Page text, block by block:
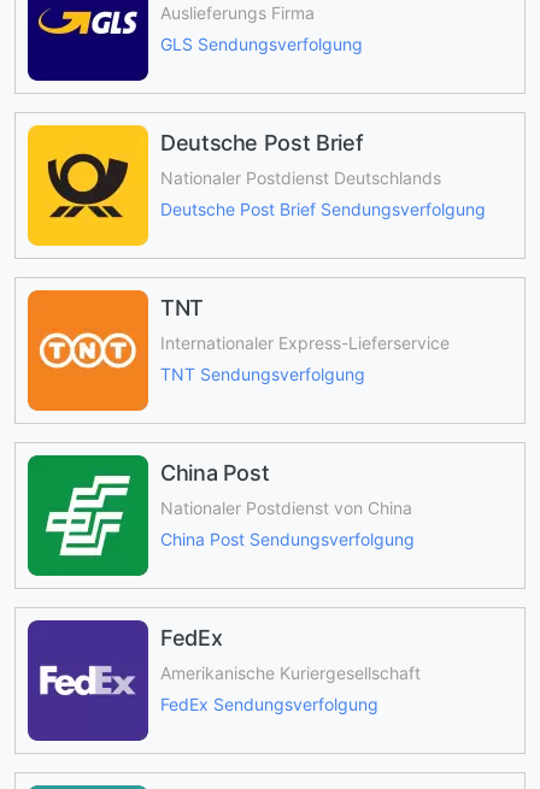
Auslieferungs Firma
GLS Sendungsverfolgung
Deutsche Post Brief
Nationaler Postdienst Deutschlands
Deutsche Post Brief Sendungsverfolgung
TNT
Internationaler Express-Lieferservice
TNT Sendungsverfolgung
China Post
Nationaler Postdienst von China
China Post Sendungsverfolgung
FedEx
Amerikanische Kuriergesellschaft
FedEx Sendungsverfolgung